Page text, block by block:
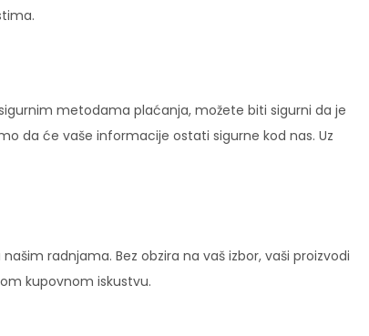
metodama plaćanja, možete biti sigurni da je
da će vaše informacije ostati sigurne kod nas. Uz
radnjama. Bez obzira na vaš izbor, vaši proizvodi
kupovnom iskustvu.